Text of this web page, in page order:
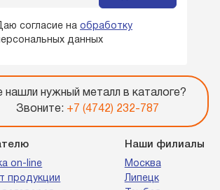
on-line
продукции
Наши филиалы
Москва
Липецк
согласие на обработку
данных
нашли нужный металл в каталоге?
Звоните: +7 (4742) 232-787